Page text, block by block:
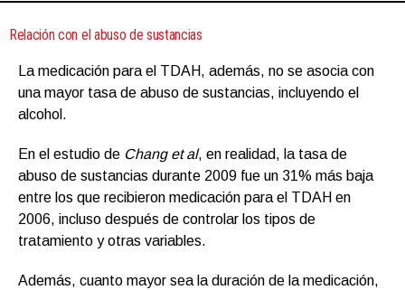
Relación con el abuso de sustancias
La medicación para el TDAH, además, no se asocia con
una mayor tasa de abuso de sustancias, incluyendo el
alcohol.
En el estudio de Chang et al, en realidad, la tasa de
abuso de sustancias durante 2009 fue un 31% más baja
entre los que recibieron medicación para el TDAH en
2006, incluso después de controlar los tipos de
tratamiento y otras variables.
Además, cuanto mayor sea la duración de la medicación,